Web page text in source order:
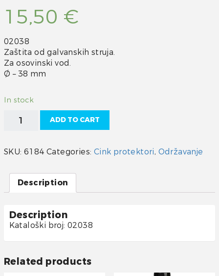
15,50 €
02038
Zaštita od galvanskih struja.
Za osovinski vod.
Ø – 38 mm
In stock
Cink
protektor
38
quantity
ADD TO CART
SKU: 6184 Categories: Cink protektori, Održavanje
Description
Description
Kataloški broj: 02038
Related products